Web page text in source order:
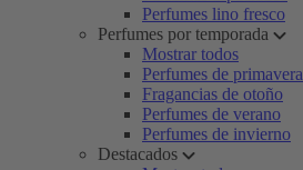
Perfumes lino fresco
Perfumes por temporada
Mostrar todos
Perfumes de primavera
Fragancias de otoño
Perfumes de verano
Perfumes de invierno
Destacados